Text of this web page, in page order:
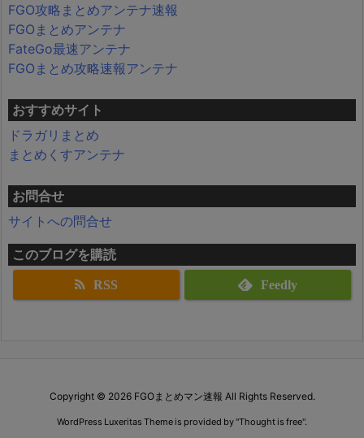
FGO攻略まとめアンテナ速報
FGOまとめアンテナ
FateGo最速アンテナ
FGOまとめ攻略速報アンテナ
おすすめサイト
ドラガリまとめ
まとめくすアンテナ
お問合せ
サイトへの問合せ
このブログを購読
RSS Feedly
Copyright © 2026 FGOまとめマン速報 All Rights Reserved.
WordPress Luxeritas Theme is provided by "Thought is free".